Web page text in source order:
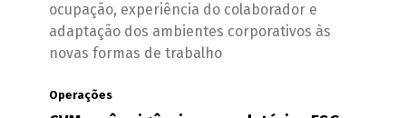
ocupação, experiência do colaborador e
adaptação dos ambientes corporativos às
novas formas de trabalho
Operações